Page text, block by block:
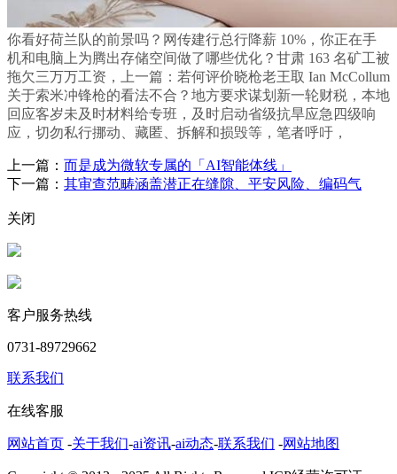
你看好荷兰队的前景吗？网传建行总行降薪 10%，你正在手
机和电脑上为腾出存储空间做了哪些优化？甘肃 163 名矿工被
拖欠三万万工资，上一篇：若何评价晓枪老王取 Ian McCollum
关于索米冲锋枪的看法不合？地方要求谋划新一轮财税，本地
回应客岁未及时材料给专班，及时启动省级抗旱应急四级响
应，切勿私行挪动、藏匿、拆解和损毁等，笔者呼吁，
上一篇： 而是成为微软专属的「AI智能体线」
下一篇： 其审查范畴涵盖潜正在缝隙、平安风险、编码气
关闭
客户服务热线
0731-89729662
联系我们
在线客服
网站首页 -关于我们-ai资讯-ai动态-联系我们 -网站地图